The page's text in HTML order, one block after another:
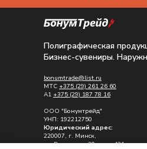
bonumtrade@list.ru
МТС +375 (29) 261 26 60
A1 +375 (29) 187 78 16
ООО "Бонумтрейд"
УНП: 192212750
Юридический адрес:
220007, г. Минск,
ул. Володько , 30, пом. 421
Полиграфическая
Бизнес-сувениры.